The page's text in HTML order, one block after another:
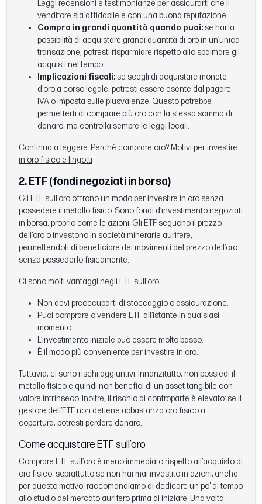
Leggi recensioni e testimonianze per assicurarti che il
venditore sia affidabile e con una buona reputazione.
Compra in grandi quantità quando puoi: se hai la
possibilità di acquistare grandi quantità di oro in un’unica
transazione, potresti risparmiare rispetto allo spalmare gli
acquisti nel tempo.
Implicazioni fiscali: se scegli di acquistare monete
d’oro a corso legale, potresti essere esente dal pagare
IVA o imposta sulle plusvalenze. Questo potrebbe
permetterti di comprare più oro con la stessa somma di
denaro, ma controlla sempre le leggi locali.
Continua a leggere: Perché comprare oro? Motivi per investire
in oro fisico e lingotti
2. ETF (fondi negoziati in borsa)
Gli ETF sull’oro offrono un modo per investire in oro senza
possedere il metallo fisico. Sono fondi d’investimento negoziati
in borsa, proprio come le azioni. Gli ETF seguono il prezzo
dell’oro o investono in società minerarie aurifere,
permettendoti di beneficiare dei movimenti del prezzo dell’oro
senza possederlo fisicamente.
Ci sono molti vantaggi negli ETF sull’oro:
Non devi preoccuparti di stoccaggio o assicurazione.
Puoi comprare o vendere ETF all’istante in qualsiasi
momento.
L’investimento iniziale può essere molto basso.
È il modo più conveniente per investire in oro.
Tuttavia, ci sono rischi aggiuntivi. Innanzitutto, non possiedi il
metallo fisico e quindi non benefici di un asset tangibile con
valore intrinseco. Inoltre, il rischio di controparte è elevato: se il
gestore dell’ETF non detiene abbastanza oro fisico a
copertura, potresti perdere denaro.
Come acquistare ETF sull’oro
Comprare ETF sull’oro è meno immediato rispetto all’acquisto di
oro fisico, soprattutto se non hai mai investito in azioni; anche
per questo motivo, raccomandiamo di dedicare un po’ di tempo
allo studio del mercato aurifero prima di iniziare. Una volta